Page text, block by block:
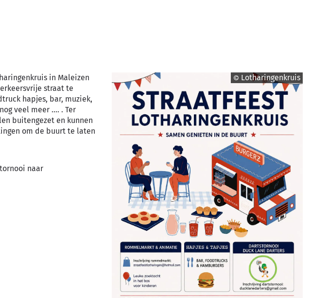
in Maleizen
straat te
hapjes, bar, muziek,
veel meer .... . Ter
buitengezet en kunnen
om de buurt te laten
naar
Lotharingenkruis